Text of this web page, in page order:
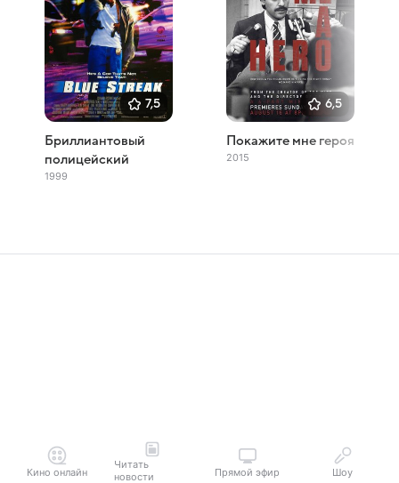
7,5
Бриллиантовый
полицейский
1999
6,5
Покажите мне героя
2015
Кино онлайн
Читать
новости
Прямой эфир Шоу